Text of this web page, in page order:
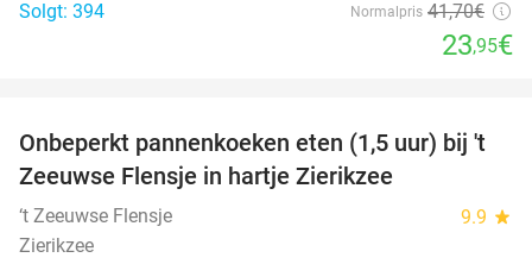
Solgt: 394
Normalpris 41,70€
23,95€
67%
Onbeperkt pannenkoeken eten (1,5 uur) bij 't
Zeeuwse Flensje in hartje Zierikzee
‘t Zeeuwse Flensje 9.9 star
Zierikzee